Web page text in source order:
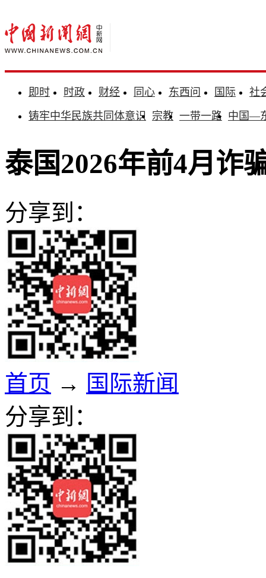
即时 时政 财经 同心 东西问 国际
社
铸牢中华民族共同体意识 宗教 一带一路 中国—
泰国2026年前4月诈
分享到：
首页 → 国际新闻
分享到：